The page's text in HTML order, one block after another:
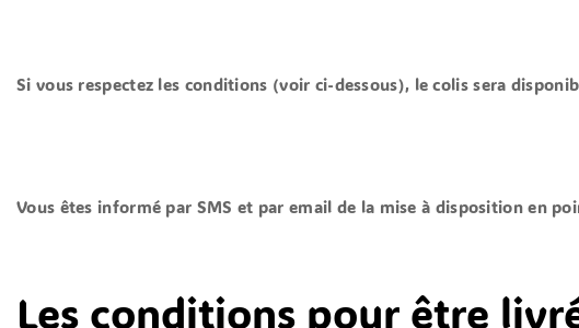
Si vous respectez les conditions (voir ci-dessous), le colis sera
Vous êtes informé par SMS et par email de la mise à disposition en
Les conditions pour être